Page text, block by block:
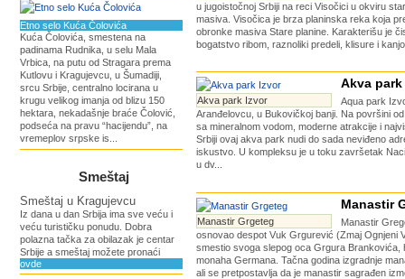
Etno selo Kuća Čolovića
Kuća Čolovića, smestena na
padinama Rudnika, u selu Mala
Vrbica, na putu od Stragara prema
Kutlovu i Kragujevcu, u Šumadiji,
srcu Srbije, centralno locirana u
krugu velikog imanja od blizu 150
hektara, nekadašnje braće Čolović,
podseća na pravu “hacijendu”, na
vremeplov srpske is...
Smeštaj
Smeštaj u Kragujevcu
Iz dana u dan Srbija ima sve veću i
veću turističku ponudu. Dobra
polazna tačka za obilazak je centar
Srbije a smeštaj možete pronaći
ovde
u jugoistočnoj Srbiji na reci Visočici u okviru
masiva. Visočica je brza planinska reka koja
obronke masiva Stare planine. Karakterišu je
bogatstvo ribom, raznoliki predeli, klisure i
Akva park Izvor
Akva park
Aqua park
Aranđelovcu, u Bukovičkoj banji. Na površini
sa mineralnom vodom, moderne atrakcije i
Srbiji ovaj akva park nudi do sada neviđeno
iskustvo. U kompleksu je u toku završetak
u dv...
Manastir Grgeteg
Manastir
Manastir
osnovao despot Vuk Grgurević (Zmaj Ognjeni
smestio svoga slepog oca Grgura Brankovića,
monaha Germana. Tačna godina izgradnje
ali se pretpostavlja da je manastir sagrađen